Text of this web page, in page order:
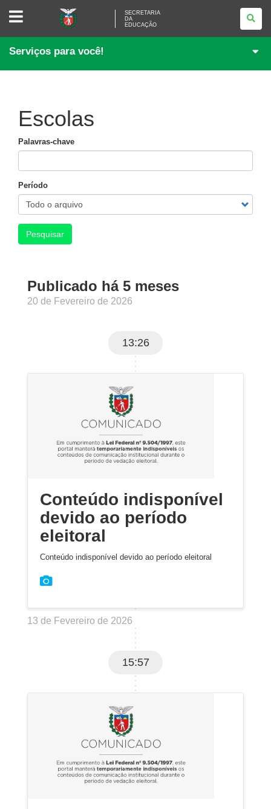
SECRETARIA
EDUCAÇÃO
SECRETARIA
DA
EDUCAÇÃO
Serviços para você!
Escolas
Palavras-chave
Período
Pesquisar
Publicado há 5 meses
20 de Fevereiro de 2026
13:26
Conteúdo indisponível
devido ao período
eleitoral
Conteúdo indisponível devido ao período eleitoral
13 de Fevereiro de 2026
15:57